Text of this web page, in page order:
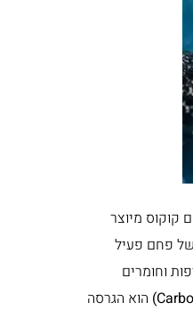
מיוצר
פחם פעיל
וחומרים
הוא הגרסה